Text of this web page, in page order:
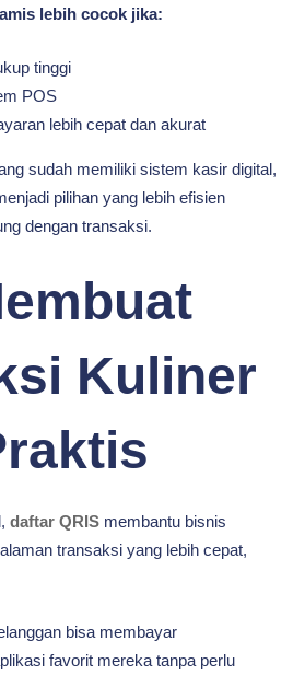
lebih cocok jika:
tinggi
POS
lebih cepat dan akurat
sudah memiliki sistem kasir digital,
pilihan yang lebih efisien
dengan transaksi.
Kuliner
daftar QRIS membantu bisnis
transaksi yang lebih cepat,
bisa membayar
favorit mereka tanpa perlu